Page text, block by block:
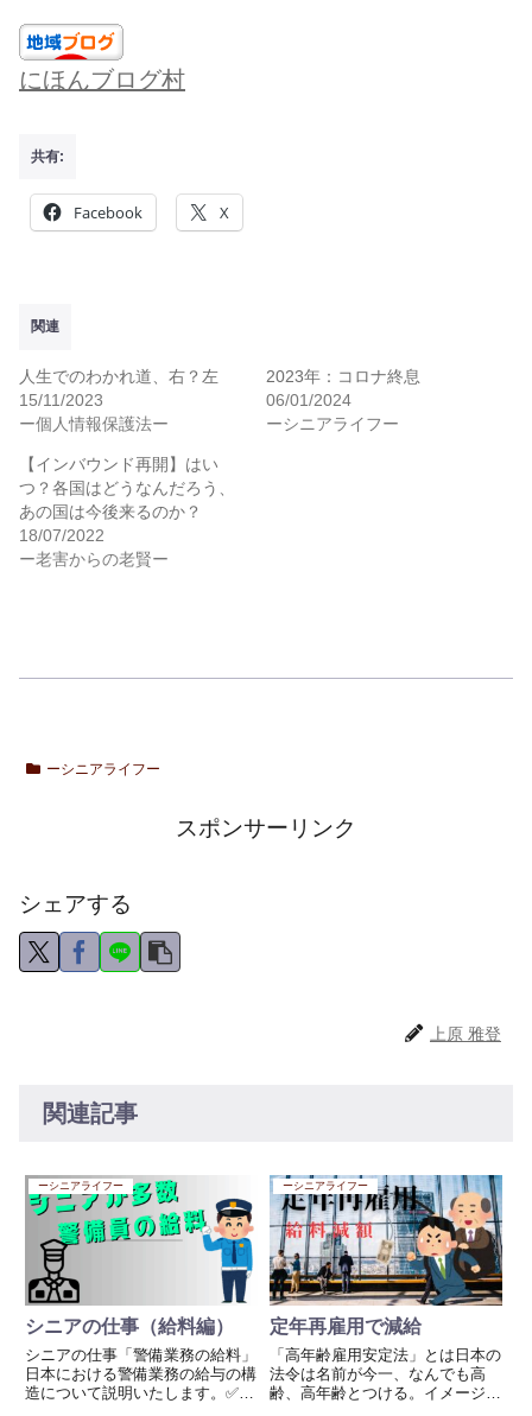
にほんブログ村
共有:
Facebook X
関連
人生でのわかれ道、右？左
15/11/2023
ー個人情報保護法ー
2023年：コロナ終息
06/01/2024
ーシニアライフー
【インバウンド再開】はい
つ？各国はどうなんだろう、
あの国は今後来るのか？
18/07/2022
ー老害からの老賢ー
ーシニアライフー
スポンサーリンク
シェアする
上原 雅登
関連記事
ーシニアライフー
シニアの仕事（給料編）
シニアの仕事「警備業務の給料」
日本における警備業務の給与の構
造について説明いたします。✅
ーシニアライフー
定年再雇用で減給
「高年齢雇用安定法」とは日本の
法令は名前が今一、なんでも高
齢、高年齢とつける。イメージが